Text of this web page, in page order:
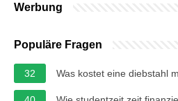
Werbung
Populäre Fragen
32 Was kostet eine diebstahl